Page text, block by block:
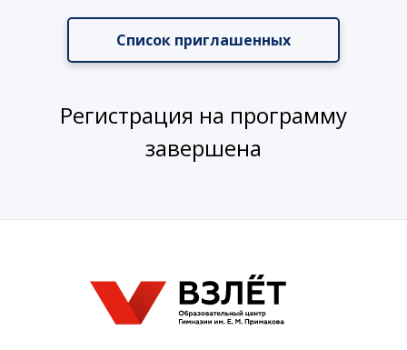
Список приглашенных
Регистрация на программу
завершена